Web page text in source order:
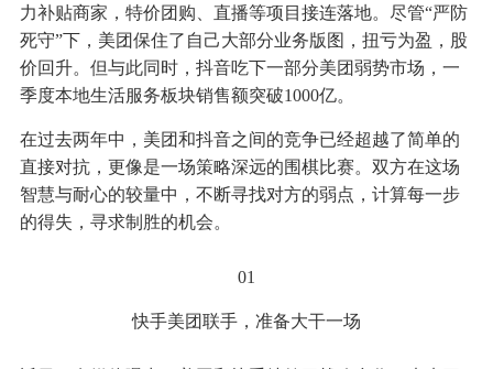
力补贴商家，特价团购、直播等项目接连落地。尽管“严防
死守”下，美团保住了自己大部分业务版图，扭亏为盈，股
价回升。但与此同时，抖音吃下一部分美团弱势市场，一
季度本地生活服务板块销售额突破1000亿。
在过去两年中，美团和抖音之间的竞争已经超越了简单的
直接对抗，更像是一场策略深远的围棋比赛。双方在这场
智慧与耐心的较量中，不断寻找对方的弱点，计算每一步
的得失，寻求制胜的机会。
01
快手美团联手，准备大干一场